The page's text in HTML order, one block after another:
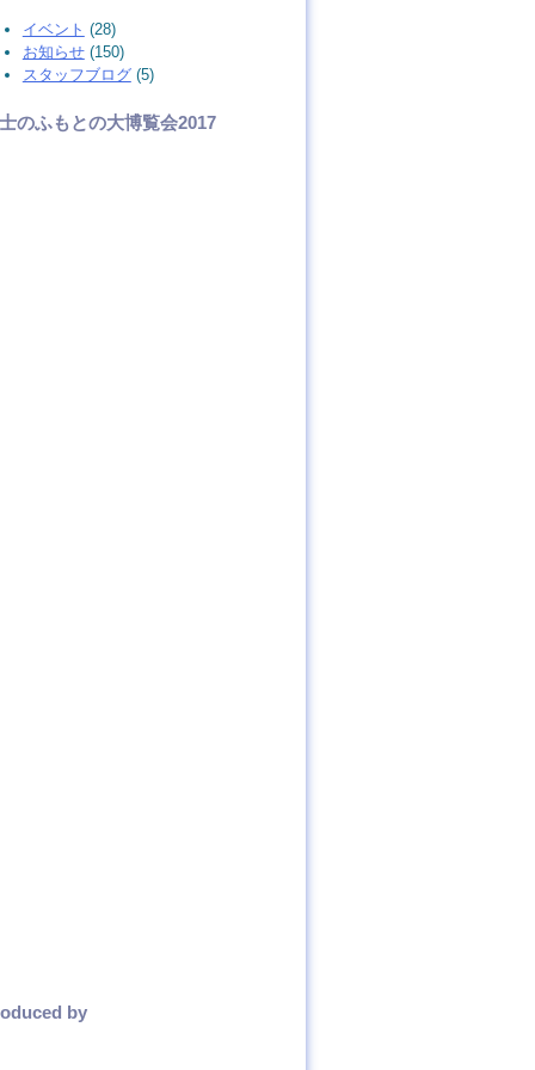
イベント (28)
お知らせ(150)
スタッフブログ(5)
のふもとの大博覧会2017
by